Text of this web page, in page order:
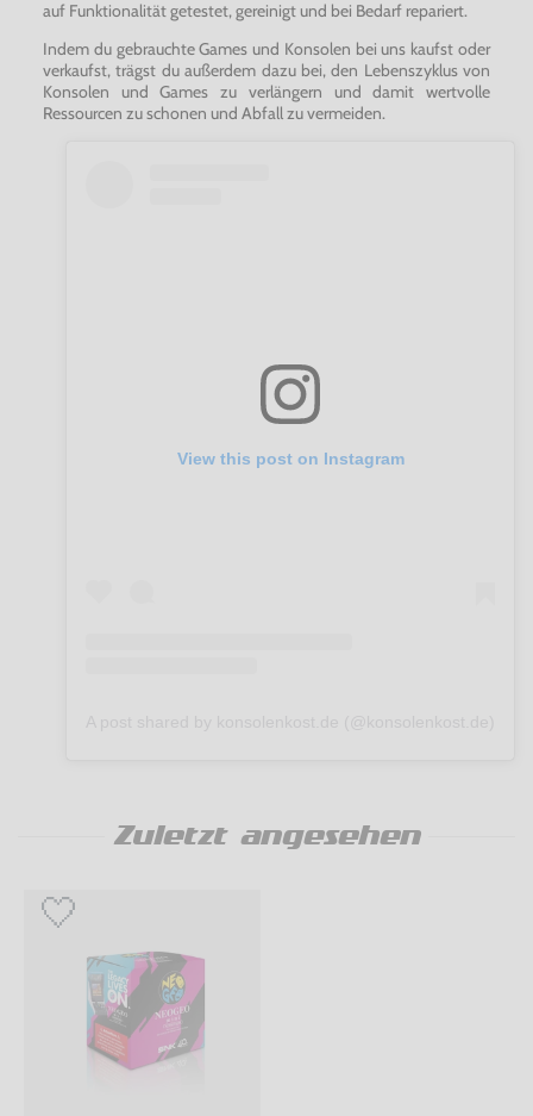
Robo Army
Samurai Shodown II
Samurai Shodown IV: Amakusa’s Revenge
Samurai Shodown V Special
Sengoku 3
auf Funktionalität getestet, gereinigt und bei Bedarf repariert.
Indem du gebrauchte Games und Konsolen bei uns kaufst oder
verkaufst, trägst du außerdem dazu bei, den Lebenszyklus von
Konsolen und Games zu verlängern und damit wertvolle
Ressourcen zu schonen und Abfall zu vermeiden.
View this post on Instagram
Zuletzt angesehen